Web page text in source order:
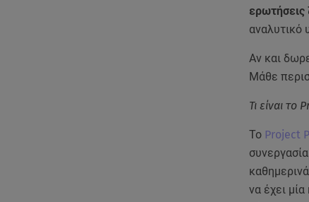
ερωτήσεις
αναλυτικό
Αν και
Μάθε
Τι είναι
ToProject
να έχει